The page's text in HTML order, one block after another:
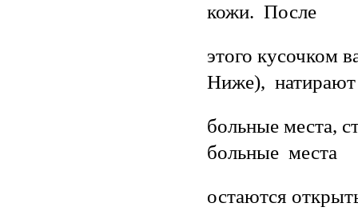
кожи. После
этого кусочком
Ниже), натирают
больные места,
больные места
остаются